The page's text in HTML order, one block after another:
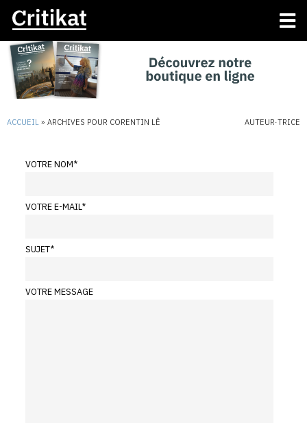
ACCUEIL » ARCHIVES POUR CORENTIN LÊ AUTEUR·TRICE
VOTRE NOM*
VOTRE E-MAIL*
SUJET*
VOTRE MESSAGE